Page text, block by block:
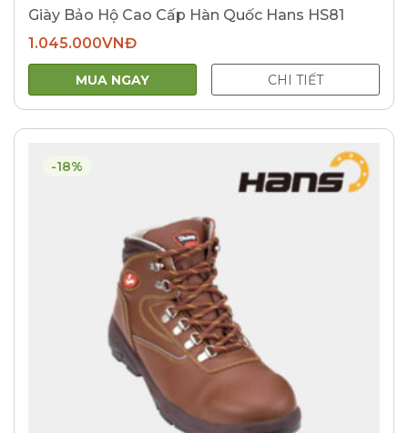
Giày Bảo Hộ Cao Cấp Hàn Quốc Hans HS81
1.045.000VNĐ
MUA NGAY CHI TIẾT
-18%